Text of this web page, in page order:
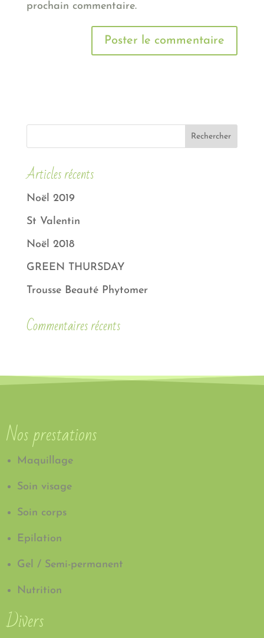
prochain commentaire.
Articles récents
Noël 2019
St Valentin
Noël 2018
GREEN THURSDAY
Trousse Beauté Phytomer
Commentaires récents
Nos prestations
Maquillage
Soin visage
Soin corps
Epilation
Gel / Semi-permanent
Nutrition
Divers